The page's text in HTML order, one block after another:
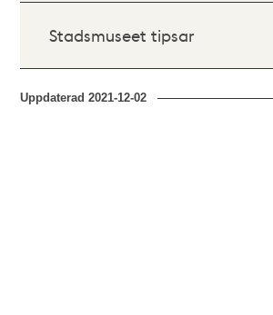
Stadsmuseet tipsar
Uppdaterad2021-12-02